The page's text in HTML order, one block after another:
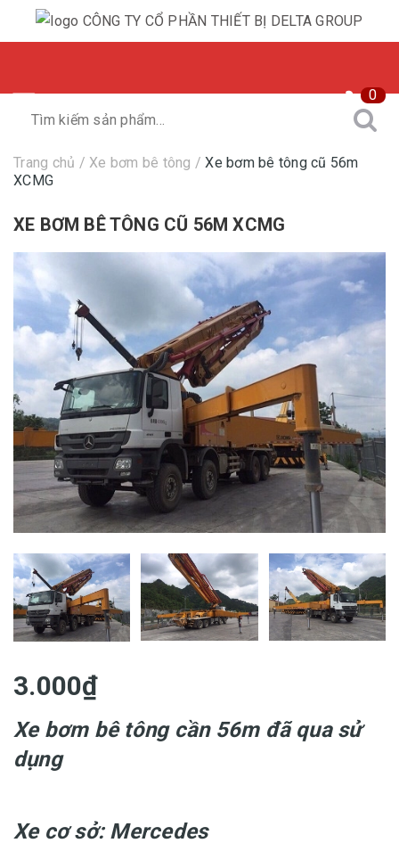
0
Trang chủ / Xe bơm bê tông /Xe bơm bê tông cũ 56m
XCMG
XE BƠM BÊ TÔNG CŨ 56M XCMG
3.000₫
Xe bơm bê tông cần 56m đã qua sử
dụng
Xe cơ sở: Mercedes